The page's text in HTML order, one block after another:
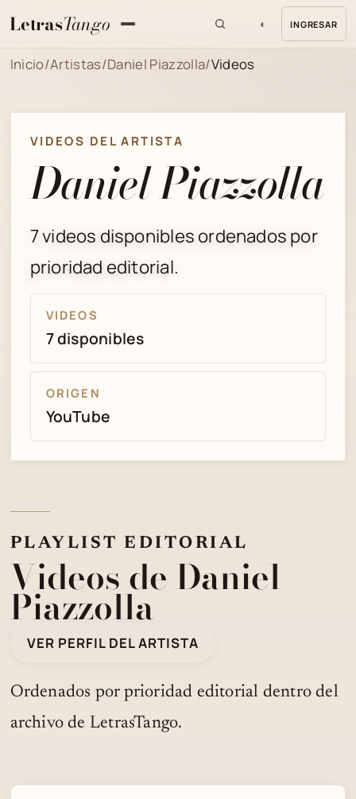
LetrasTango ◐ INGRESAR
Inicio/Artistas/Daniel Piazzolla/Videos
VIDEOS DEL ARTISTA
Daniel Piazzolla
7 videos disponibles ordenados por
prioridad editorial.
VIDEOS
7 disponibles
ORIGEN
YouTube
PLAYLIST EDITORIAL
Videos de Daniel
Piazzolla
VER PERFIL DEL ARTISTA
Ordenados por prioridad editorial dentro del
archivo de LetrasTango.